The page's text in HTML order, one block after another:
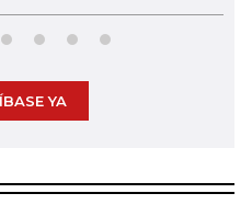
YA